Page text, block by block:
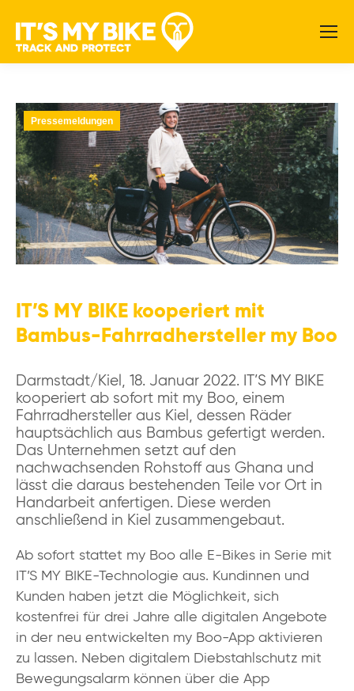
Pressemeldungen
IT’S MY BIKE kooperiert mit
Bambus-Fahrradhersteller my Boo
Darmstadt/Kiel, 18. Januar 2022. IT’S MY BIKE
kooperiert ab sofort mit my Boo, einem
Fahrradhersteller aus Kiel, dessen Räder
hauptsächlich aus Bambus gefertigt werden.
Das Unternehmen setzt auf den
nachwachsenden Rohstoff aus Ghana und
lässt die daraus bestehenden Teile vor Ort in
Handarbeit anfertigen. Diese werden
anschließend in Kiel zusammengebaut.
Ab sofort stattet my Boo alle E-Bikes in Serie mit
IT’S MY BIKE-Technologie aus. Kundinnen und
Kunden haben jetzt die Möglichkeit, sich
kostenfrei für drei Jahre alle digitalen Angebote
in der neu entwickelten my Boo-App aktivieren
zu lassen. Neben digitalem Diebstahlschutz mit
Bewegungsalarm können über die App